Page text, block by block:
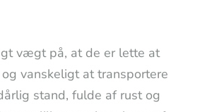
vægt på, at de er lette at
vanskeligt at transportere
stand, fulde af rust og